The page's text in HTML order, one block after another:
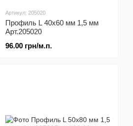
Артикул: 205020
Профиль L 40x60 мм 1,5 мм
Арт.205020
96.00 грн/м.п.